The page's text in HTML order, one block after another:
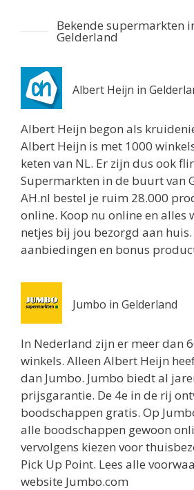
Lidl Nijmegen
O.C. Huismanstraat 276
4.5 km
Routebeschrijving
Albert Heijn Nijmegen
Zwanenveld 5505
Nijmegen 6538TZ
4.5 km
Routebeschrijving
Jumbo Winssen
Leegstraat 7
Winssen 6645BA
Routebeschrijving
Coop Nijmegen
Molenweg 209
Nijmegen 6543VC
5 km
Routebeschrijving
Coop Wijchen
Holenbergseweg 11
Wijchen 6604AJ
5.1 km
Bekende supermarkten
Gelderland
Albert Heijn in
Albert Heijn begon als
Albert Heijn is met 1000
keten van NL. Er zijn dus ook
Supermarkten in de buurt van
AH.nl bestel je ruim 28.000
online. Koop nu online en alles
netjes bij jou bezorgd aan huis.
aanbiedingen en bonus
Jumbo in Gelderland
In Nederland zijn er meer dan
winkels. Alleen Albert Heijn
dan Jumbo. Jumbo biedt al
prijsgarantie. De 4e in de rij
boodschappen gratis. Op
alle boodschappen gewoon
vervolgens kiezen voor
Pick Up Point. Lees alle
website Jumbo.com